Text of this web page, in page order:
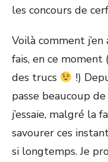
les concours de
Voilà comment
fais, en ce moment
des trucs
!)
passe beaucoup
j’essaie, malgré la
savourer ces
si longtemps. Je